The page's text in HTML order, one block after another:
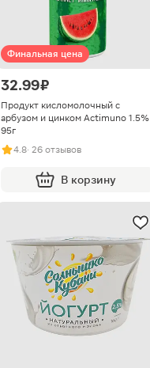
Финальная цена
32.99 ₽
Продукт кисломолочный с
арбузом и цинком Actimuno 1.5%
95г
4.8· 26 отзывов
В корзину